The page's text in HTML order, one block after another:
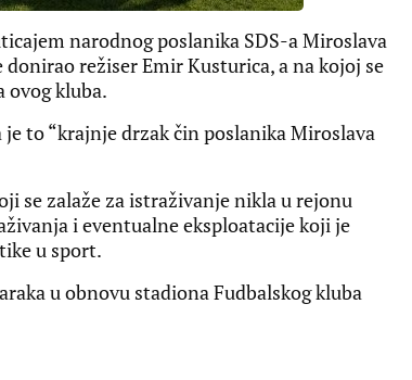
narodnog poslanika SDS-a Miroslava
režiser Emir Kusturica, a na kojoj se
ovog kluba.
to “krajnje drzak čin poslanika Miroslava
se zalaže za istraživanje nikla u rejonu
i eventualne eksploatacije koji je
u sport.
u obnovu stadiona Fudbalskog kluba